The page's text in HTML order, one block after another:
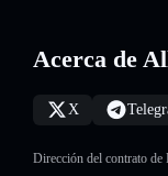
Acerca de
X
Dirección del contrato